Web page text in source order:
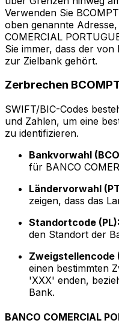
Verwenden Sie
oben genannte
COMERCIAL
Sie immer, dass der
zur Zielbank gehört.
Zerbrechen
SWIFT/BIC-Codes
und Zahlen, um eine
zu identifizieren.
Bankvorwahl
für BANCO
Ländervorwahl
zeigen, dass das
Standortcode (PL):
den Standort der
Zweigstellencode
einen bestimmten
'XXX' enden,
Bank.
BANCO COMERCIAL